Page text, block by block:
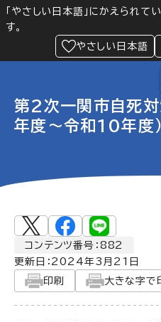
「やさしい日本語」にかえられて
す。
やさしい日本語
第2次一関市自死対
年度～令和10年度）
コンテンツ番号：882
更新日： 2024年3月21日
印刷
大きな字で